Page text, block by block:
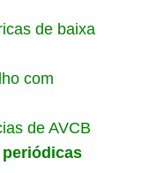
de baixa
com
de AVCB